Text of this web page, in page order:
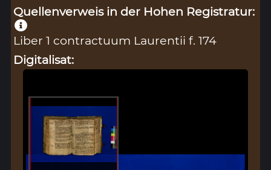
Quellenverweis in der Hohen Registratur:
Liber 1 contractuum Laurentii f. 174
Digitalisat: